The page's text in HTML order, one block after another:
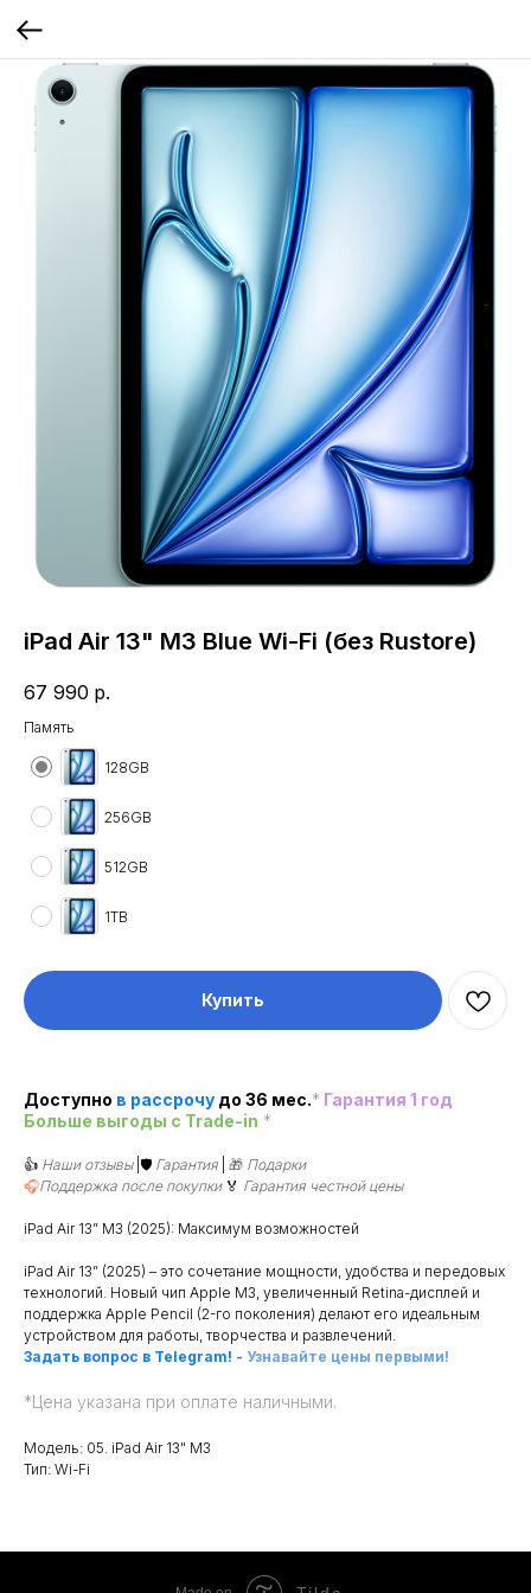
iPad Air 13" M3 Blue Wi-Fi (без Rustore)
67 990 р.
Память
128GB
256GB
512GB
1TB
Купить
Доступно в рассрочу до 36 мес.* Гарантия 1 год
Больше выгоды c Trade-in *
👍 Наши отзывы |🛡️ Гарантия 🎁 Подарки
🎧Поддержка после покупки 🏅 Гарантия честной цены
iPad Air 13” M3 (2025): Максимум возможностей
iPad Air 13” (2025) – это сочетание мощности, удобства и передовых
технологий. Новый чип Apple M3, увеличенный Retina-дисплей и
поддержка Apple Pencil (2-го поколения) делают его идеальным
устройством для работы, творчества и развлечений.
Задать вопрос в Telegram! - Узнавайте цены первыми!
*Цена указана при оплате наличными.
Модель: 05. iPad Air 13" M3
Тип: Wi-Fi